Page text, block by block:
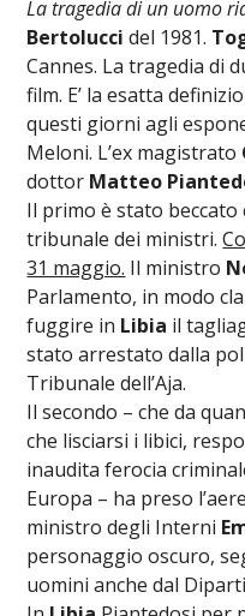
La tragedia di un uomo
Bertolucci del 1981.
Cannes. La tragedia di
film. E’ la esatta
questi giorni agli
Meloni. L’ex magistrato
dottor Matteo
Il primo è stato beccato
tribunale dei ministri.
31 maggio. Il ministro
Parlamento, in modo
fuggire in Libia il
stato arrestato dalla
Tribunale dell’Aja.
Il secondo – che da
che lisciarsi i libici,
inaudita ferocia
Europa – ha preso
ministro degli Interni
personaggio oscuro,
uomini anche dal